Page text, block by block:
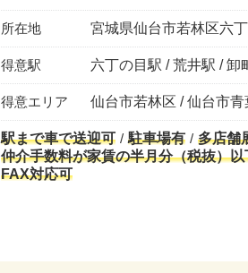
所在地 宮城県仙台市若林区六
得意駅 六丁の目駅 / 荒井駅 / 卸
得意エリア 仙台市若林区 / 仙台市
駅まで車で送迎可 駐車場有 多店舗
仲介手数料が家賃の半月分（税抜）以
FAX対応可